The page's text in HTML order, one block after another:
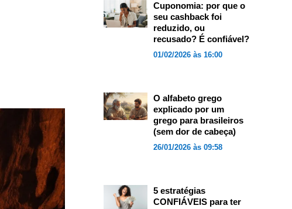
Cuponomia: por que o
seu cashback foi
reduzido, ou
recusado? É confiável?
01/02/2026 às 16:00
O alfabeto grego
explicado por um
grego para brasileiros
(sem dor de cabeça)
26/01/2026 às 09:58
5 estratégias
CONFIÁVEIS para ter